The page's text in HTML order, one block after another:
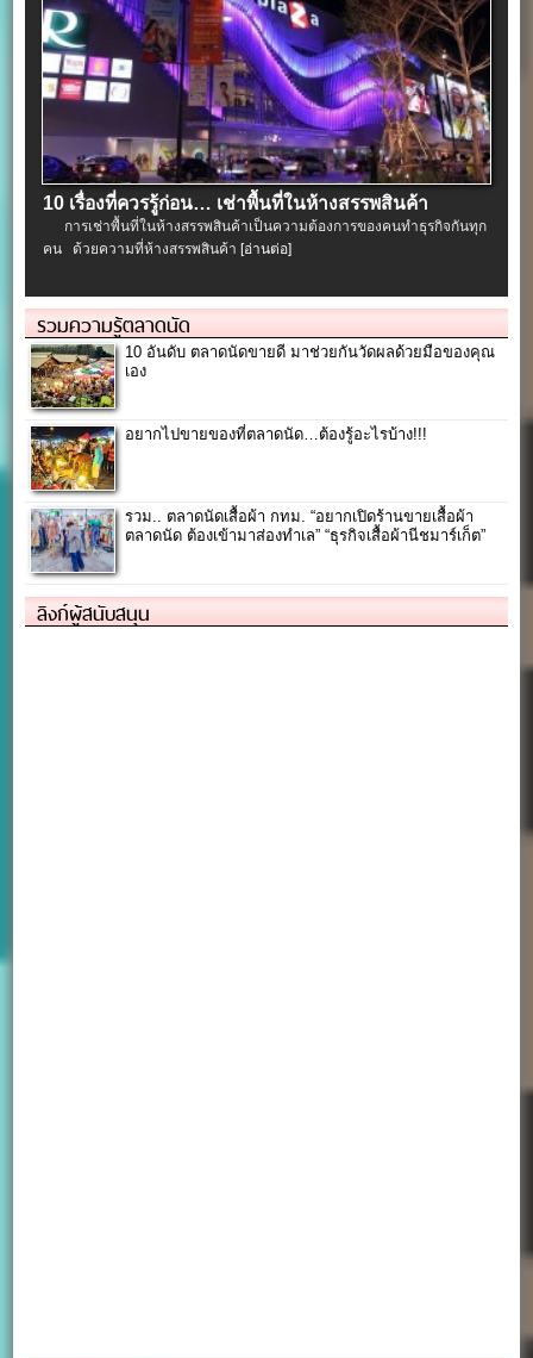
10 เรื่องที่ควรรู้ก่อน… เช่าพื้นที่ในห้างสรรพสินค้า
การเช่าพื้นที่ในห้างสรรพสินค้าเป็นความต้องการของคนทำธุรกิจกันทุก
คน ด้วยความที่ห้างสรรพสินค้า[อ่านต่อ]
รวมความรู้ตลาดนัด
10 อันดับ ตลาดนัดขายดี มาช่วยกันวัดผลด้วยมือของคุณ
เอง
อยากไปขายของที่ตลาดนัด…ต้องรู้อะไรบ้าง!!!
รวม.. ตลาดนัดเสื้อผ้า กทม. “อยากเปิดร้านขายเสื้อผ้า
ตลาดนัด ต้องเข้ามาส่องทำเล” “ธุรกิจเสื้อผ้านีชมาร์เก็ต”
ลิงก์ผู้สนับสนุน